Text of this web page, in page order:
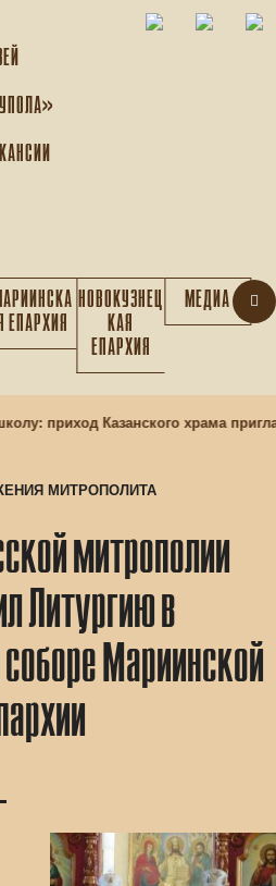
ЕПАРХИЯ
НОВОКУЗНЕЦ
КАЯ
ЕПАРХИЯ
МЕДИА
приход Казанского храма
МИТРОПОЛИТА
митрополии
Литургию в
Мариинской